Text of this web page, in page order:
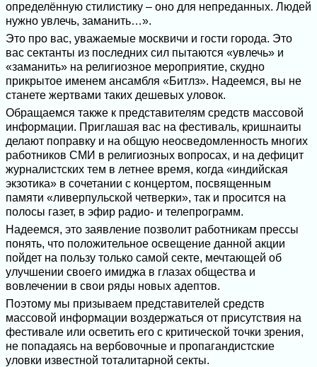
определённую стилистику – оно для непреданных. Людей
нужно увлечь, заманить…».
Это про вас, уважаемые москвичи и гости города. Это
вас сектанты из последних сил пытаются «увлечь» и
«заманить» на религиозное мероприятие, скудно
прикрытое именем ансамбля «Битлз». Надеемся, вы не
станете жертвами таких дешевых уловок.
Обращаемся также к представителям средств массовой
информации. Приглашая вас на фестиваль, кришнаиты
делают поправку и на общую неосведомленность многих
работников СМИ в религиозных вопросах, и на дефицит
журналистских тем в летнее время, когда «индийская
экзотика» в сочетании с концертом, посвященным
памяти «ливерпульской четверки», так и просится на
полосы газет, в эфир радио- и телепрограмм.
Надеемся, это заявление позволит работникам прессы
понять, что положительное освещение данной акции
пойдет на пользу только самой секте, мечтающей об
улучшении своего имиджа в глазах общества и
вовлечении в свои ряды новых адептов.
Поэтому мы призываем представителей средств
массовой информации воздержаться от присутствия на
фестивале или осветить его с критической точки зрения,
не попадаясь на вербовочные и пропагандистские
уловки известной тоталитарной секты.